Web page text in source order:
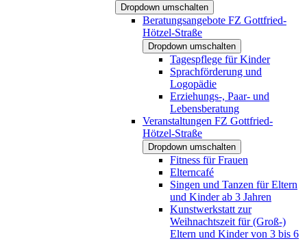
Dropdown umschalten
Beratungsangebote FZ Gottfried-
Hötzel-Straße
Dropdown umschalten
Tagespflege für Kinder
Sprachförderung und
Logopädie
Erziehungs-, Paar- und
Lebensberatung
Veranstaltungen FZ Gottfried-
Hötzel-Straße
Dropdown umschalten
Fitness für Frauen
Elterncafé
Singen und Tanzen für Eltern
und Kinder ab 3 Jahren
Kunstwerkstatt zur
Weihnachtszeit für (Groß-)
Eltern und Kinder von 3 bis 6